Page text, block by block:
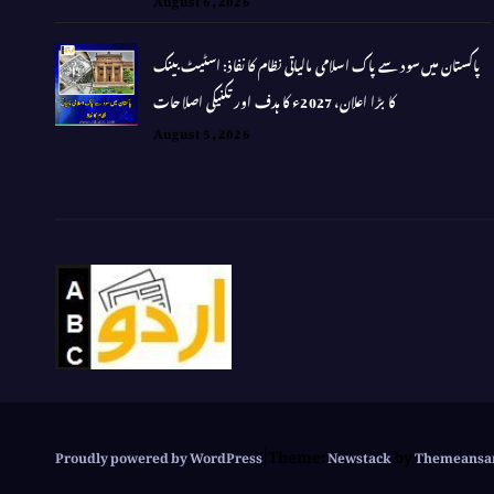
پاکستان میں سود سے پاک اسلامی مالیاتی نظام کا نفاذ: اسٹیٹ بینک
کا بڑا اعلان، 2027ء کا ہدف اور تکنیکی اصلاحات
August 5, 2026
Proudly powered by WordPress Theme:Newstackby